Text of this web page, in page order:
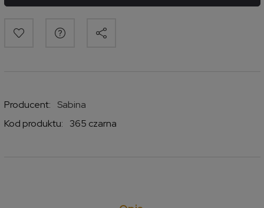
Producent:
Sabina
Kod produktu:
365 czarna